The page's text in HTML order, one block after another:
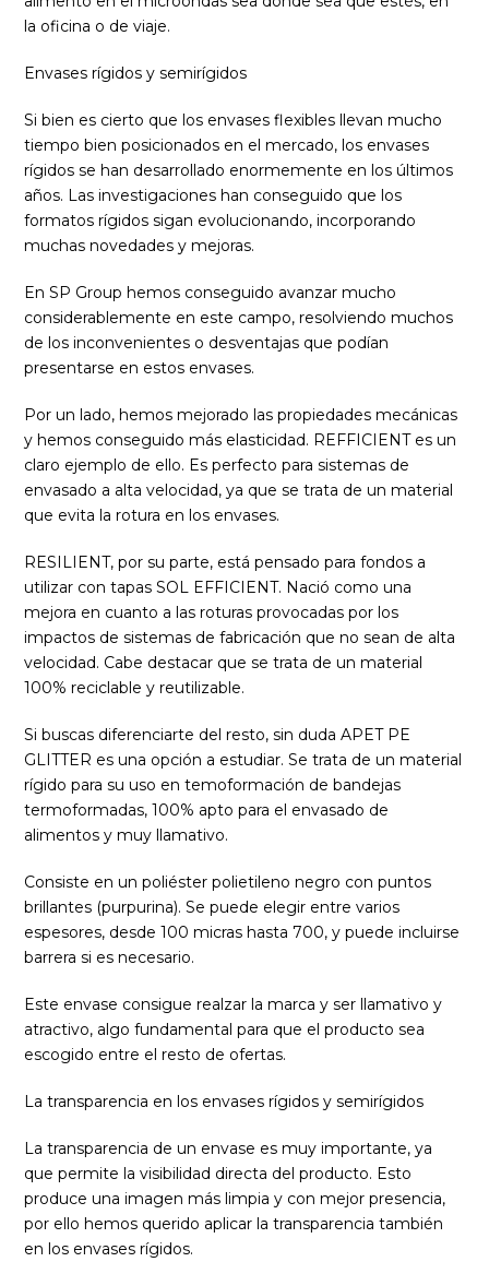
la oficina o de viaje.
Envases rígidos y semirígidos
Si bien es cierto que los envases flexibles llevan mucho
tiempo bien posicionados en el mercado, los envases
rígidos se han desarrollado enormemente en los últimos
años. Las investigaciones han conseguido que los
formatos rígidos sigan evolucionando, incorporando
muchas novedades y mejoras.
En SP Group hemos conseguido avanzar mucho
considerablemente en este campo, resolviendo muchos
de los inconvenientes o desventajas que podían
presentarse en estos envases.
Por un lado, hemos mejorado las propiedades mecánicas
y hemos conseguido más elasticidad. REFFICIENT es un
claro ejemplo de ello. Es perfecto para sistemas de
envasado a alta velocidad, ya que se trata de un material
que evita la rotura en los envases.
RESILIENT, por su parte, está pensado para fondos a
utilizar con tapas SOL EFFICIENT. Nació como una
mejora en cuanto a las roturas provocadas por los
impactos de sistemas de fabricación que no sean de alta
velocidad. Cabe destacar que se trata de un material
100% reciclable y reutilizable.
Si buscas diferenciarte del resto, sin duda APET PE
GLITTER es una opción a estudiar. Se trata de un material
rígido para su uso en temoformación de bandejas
termoformadas, 100% apto para el envasado de
alimentos y muy llamativo.
Consiste en un poliéster polietileno negro con puntos
brillantes (purpurina). Se puede elegir entre varios
espesores, desde 100 micras hasta 700, y puede incluirse
barrera si es necesario.
Este envase consigue realzar la marca y ser llamativo y
atractivo, algo fundamental para que el producto sea
escogido entre el resto de ofertas.
La transparencia en los envases rígidos y semirígidos
La transparencia de un envase es muy importante, ya
que permite la visibilidad directa del producto. Esto
produce una imagen más limpia y con mejor presencia,
por ello hemos querido aplicar la transparencia también
en los envases rígidos.